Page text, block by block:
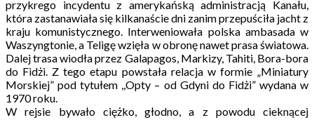
przykrego incydentu z amerykańską administracją Kanału,
która zastanawiała się kilkanaście dni zanim przepuściła jacht z
kraju komunistycznego. Interweniowała polska ambasada w
Waszyngtonie, a Teligę wzięła w obronę nawet prasa światowa.
Dalej trasa wiodła przez Galapagos, Markizy, Tahiti, Bora-bora
do Fidżi. Z tego etapu powstała relacja w formie „Miniatury
Morskiej” pod tytułem ,,Opty – od Gdyni do Fidżi” wydana w
1970 roku.
W rejsie bywało ciężko, głodno, a z powodu cieknącej